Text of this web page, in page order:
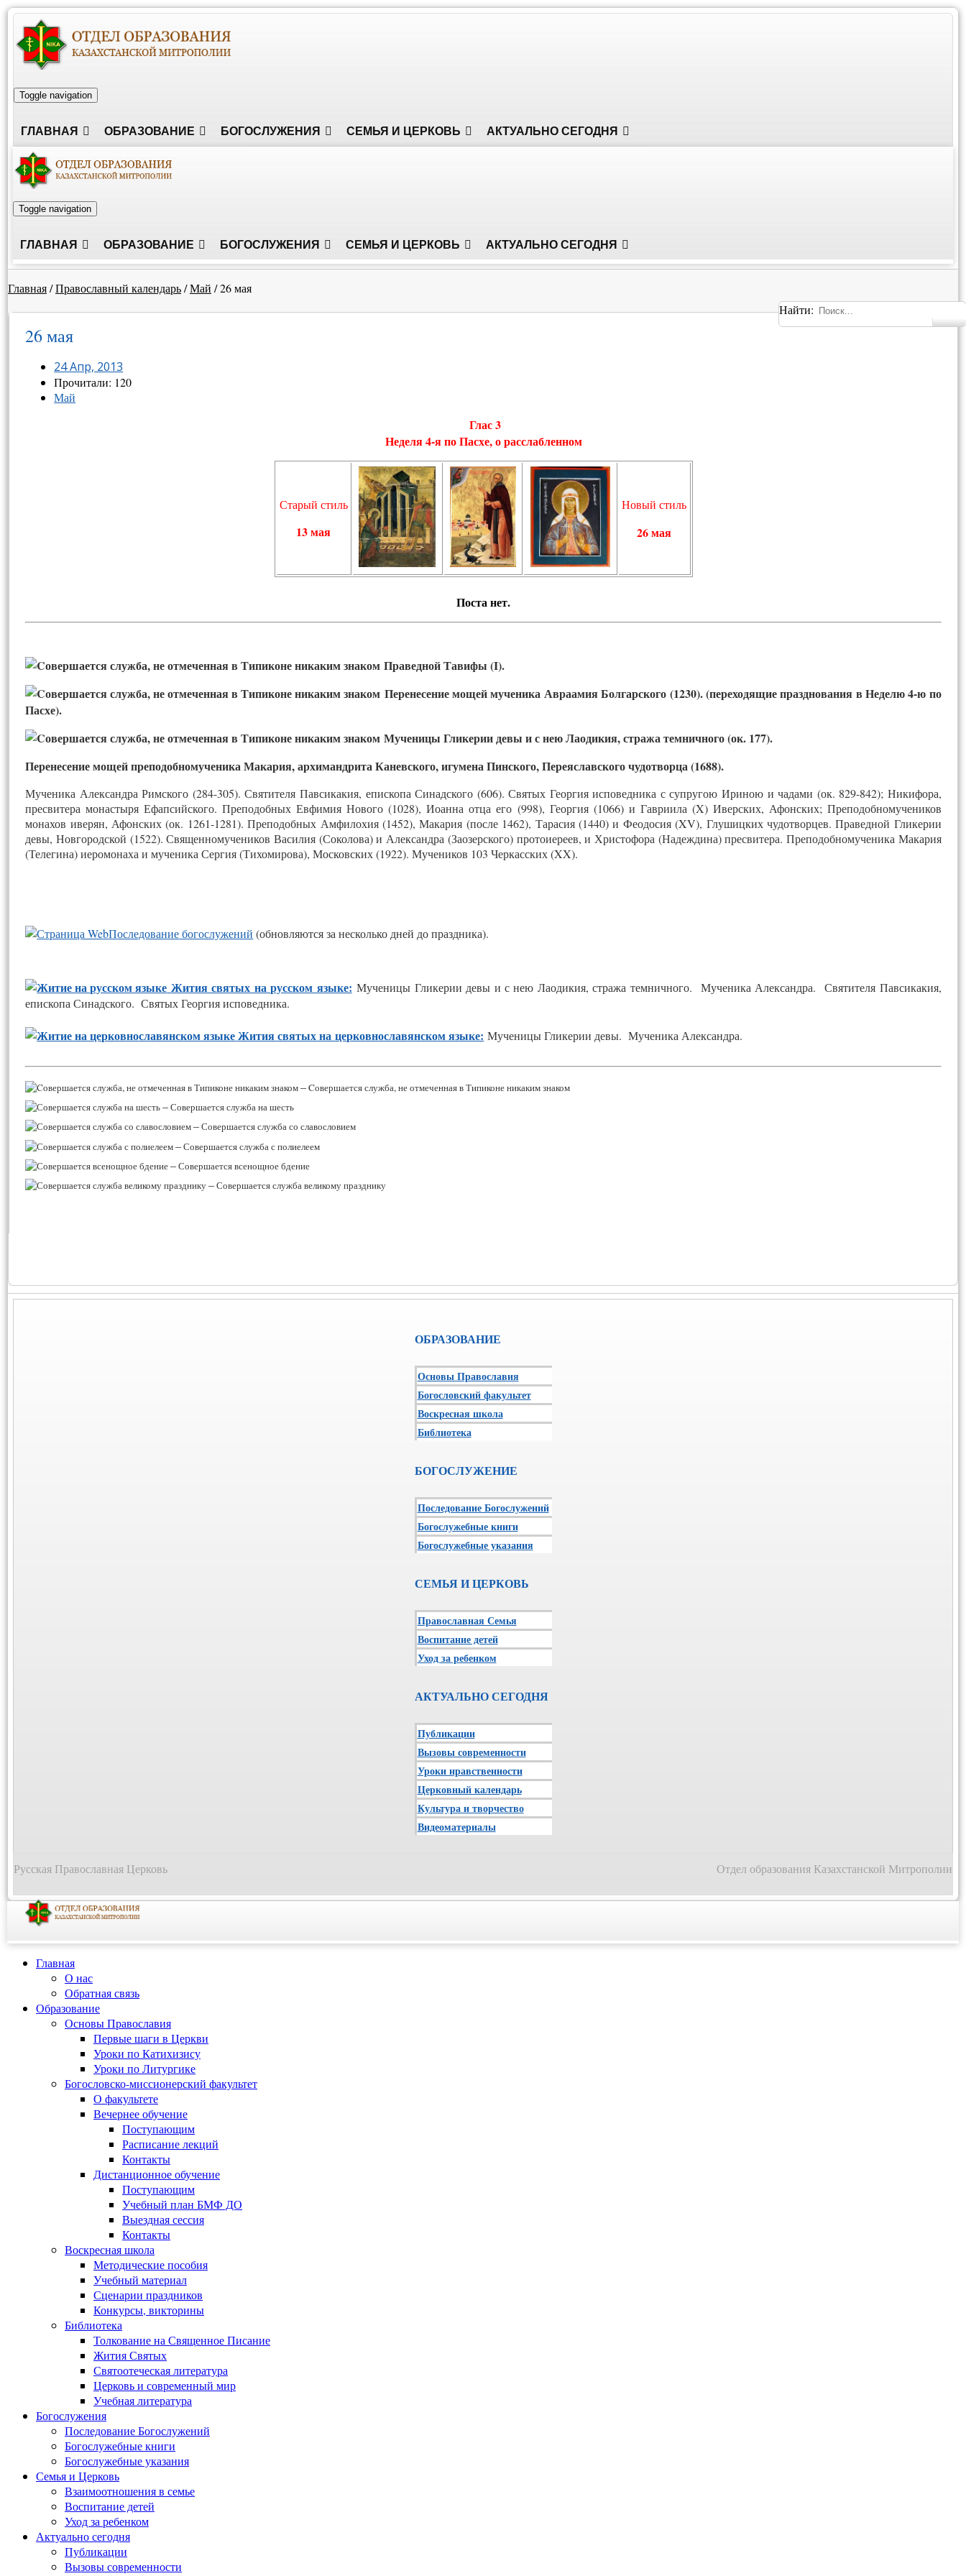
Toggle navigation
ГЛАВНАЯ ОБРАЗОВАНИЕ БОГОСЛУЖЕНИЯ СЕМЬЯ И ЦЕРКОВЬ АКТУАЛЬНО СЕГОДНЯ
Toggle navigation
ГЛАВНАЯ ОБРАЗОВАНИЕ БОГОСЛУЖЕНИЯ СЕМЬЯ И ЦЕРКОВЬ АКТУАЛЬНО СЕГОДНЯ
Главная/Православный календарь/Май /26 мая
Найти:
26 мая
24 Апр, 2013
Прочитали: 120
Май
Глас 3
Неделя 4-я по Пасхе, о расслабленном
Старый стиль
13мая
Новый стиль
26 мая
Пос­та нет.
Праведной Тавифы (I).
Перенесение мощей мученика Авраамия Болгарского (1230). (переходящие празднования в Неделю 4-ю по
Пасхе).
Мученицы Гликерии девы и с нею Лаодикия, стража темничного (ок. 177).
Перенесение мощей преподобномученика Макария, архимандрита Каневского, игумена Пинского, Переяславского чудотворца (1688).
Мученика Александра Римского (284-305). Святителя Павсикакия, епископа Синадского (606). Святых Георгия исповедника с супругою Ириною и чадами (ок. 829-842); Никифора,
пресвитера монастыря Ефапсийского. Преподобных Евфимия Нового (1028), Иоанна отца его (998), Георгия (1066) и Гавриила (X) Иверских, Афонских; Преподобномучеников
монахов иверян, Афонских (ок. 1261-1281). Преподобных Амфилохия (1452), Макария (после 1462), Тарасия (1440) и Феодосия (XV), Глушицких чудотворцев. Праведной Гликерии
девы, Новгородской (1522). Священномучеников Василия (Соколова) и Александра (Заозерского) протоиереев, и Христофора (Надеждина) пресвитера. Преподобномученика Макария
(Телегина) иеромонаха и мученика Сергия (Тихомирова), Московских (1922). Мучеников 103 Черкасских (XX).
Пос­ле­дова­ниебо­гос­лу­жений (об­новля­ют­ся за нес­коль­ко дней до празд­ни­ка).
Жития святых на русском языке: Мученицы Гликерии девы и с нею Лаодикия, стража темничного. Мученика Александра. Святителя Павсикакия,
епископа Синадского. Святых Георгия исповедника.
Жития святых на церковнославянском языке: Мученицы Гликерии девы. Мученика Александра.
–Cовершается служба, не отмеченная в Типиконе никаким знаком
–Совершается служба на шесть
–Совершается служба со славословием
–Совершается служба с полиелеем
–Совершается всенощное бдение
–Совершается служба великому празднику
ОБРАЗОВАНИЕ
Основы Православия
Богословский факультет
Воскресная школа
Библиотека
БОГОСЛУЖЕНИЕ
Последование Богослужений
Богослужебные книги
Богослужебные указания
СЕМЬЯ И ЦЕРКОВЬ
Православная Семья
Воспитание детей
Уход за ребенком
АКТУАЛЬНО СЕГОДНЯ
Публикации
Вызовы современности
Уроки нравственности
Церковный календарь
Культура и творчество
Видеоматериалы
Русская Православная Церковь Отдел образования Казахстанской Митрополии
Главная
О нас
Обратная связь
Образование
Основы Православия
Первые шаги в Церкви
Уроки по Катихизису
Уроки по Литургике
Богословско-миссионерский факультет
О факультете
Вечернее обучение
Поступающим
Расписание лекций
Контакты
Дистанционное обучение
Поступающим
Учебный план БМФ ДО
Выездная сессия
Контакты
Воскресная школа
Методические пособия
Учебный материал
Сценарии праздников
Конкурсы, викторины
Библиотека
Толкование на Священное Писание
Жития Святых
Святоотеческая литература
Церковь и современный мир
Учебная литература
Богослужения
Последование Богослужений
Богослужебные книги
Богослужебные указания
Семья и Церковь
Взаимоотношения в семье
Воспитание детей
Уход за ребенком
Актуально сегодня
Публикации
Вызовы современности